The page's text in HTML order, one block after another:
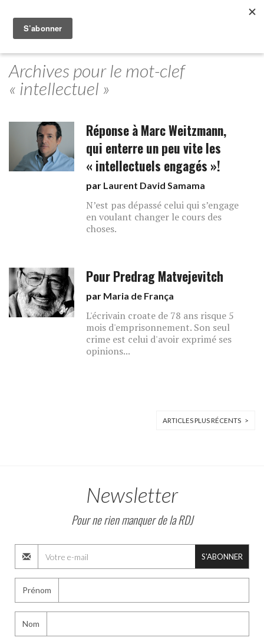
Archives pour le mot-clef
« intellectuel »
Réponse à Marc Weitzmann,
qui enterre un peu vite les
« intellectuels engagés »!
par Laurent David Samama
N’est pas dépassé celui qui s’engage
en voulant changer le cours des
choses.
Pour Predrag Matvejevitch
par Maria de França
L'écrivain croate de 78 ans risque 5
mois d'emprisonnement. Son seul
crime est celui d'avoir exprimé ses
opinions...
ARTICLES PLUS RÉCENTS >
Newsletter
Pour ne rien manquer de la RDJ
S'ABONNER
Prénom
Nom